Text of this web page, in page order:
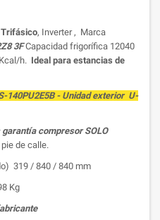
Trifásico, Inverter , Marca
3FCapacidad frigorífica 12040
h. Ideal para estancias de
140PU2E5B - Unidad exterior U-
garantía compresor SOLO
de calle.
319 / 840 / 840 mm
Kg